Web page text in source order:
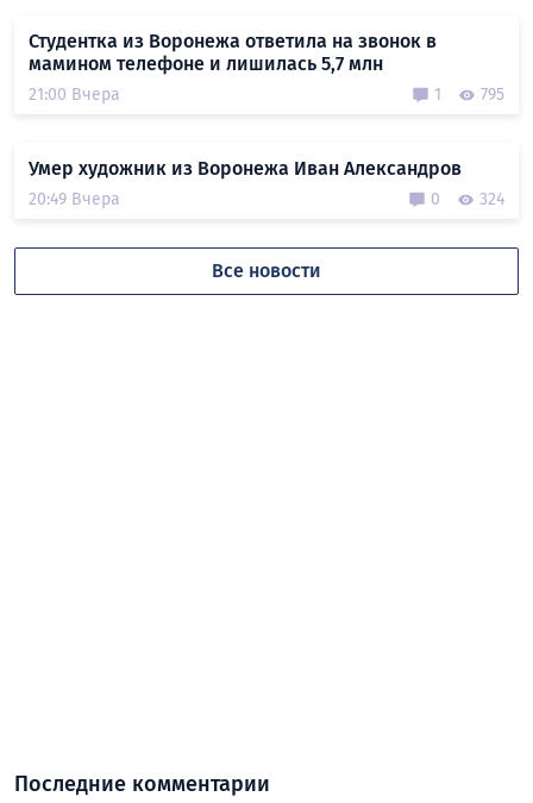
Студентка из Воронежа ответила на звонок в
мамином телефоне и лишилась 5,7 млн
21:00 Вчера 1 795
Умер художник из Воронежа Иван Александров
20:49 Вчера 0 324
Все новости
Последние комментарии